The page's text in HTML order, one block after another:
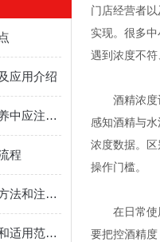
应用介绍
酒精浓度计在使用和保养中应注意的事项
程
关于酒精浓度计的使用方法和注意事项了
酒精浓度计的工作原理和适用范围介绍
门店经营者
实现。很多
遇到浓度不符
酒精浓度计
感知酒精与
浓度数据。
操作门槛。
在日常使用
要把控酒精